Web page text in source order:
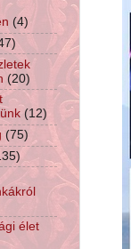
(4)
(20)
(12)
(75)
élet